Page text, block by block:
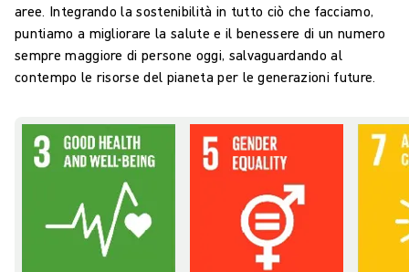
aree. Integrando la sostenibilità in tutto ciò che facciamo,
puntiamo a migliorare la salute e il benessere di un numero
sempre maggiore di persone oggi, salvaguardando al
contempo le risorse del pianeta per le generazioni future.